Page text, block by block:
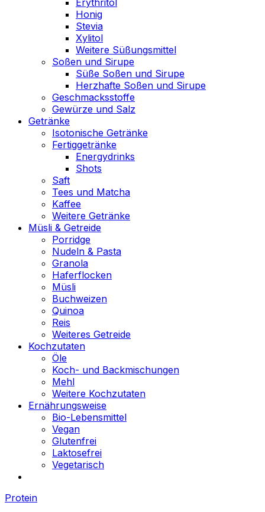
Honig
Stevia
Xylitol
Weitere Süßungsmittel
Soßen und Sirupe
Süße Soßen und Sirupe
Herzhafte Soßen und Sirupe
Geschmacksstoffe
Gewürze und Salz
Getränke
Isotonische Getränke
Fertiggetränke
Energydrinks
Shots
Saft
Tees und Matcha
Kaffee
Weitere Getränke
Müsli & Getreide
Porridge
Nudeln & Pasta
Granola
Haferflocken
Müsli
Buchweizen
Quinoa
Reis
Weiteres Getreide
Kochzutaten
Öle
Koch- und Backmischungen
Mehl
Weitere Kochzutaten
Ernährungsweise
Bio-Lebensmittel
Vegan
Glutenfrei
Laktosefrei
Vegetarisch
Protein